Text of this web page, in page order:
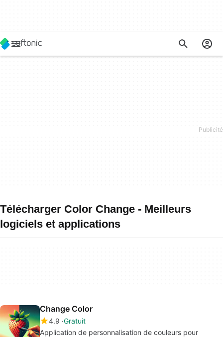
Télécharger Color Change - Meilleurs
logiciels et applications
Change Color
4.9 Gratuit
Application de personnalisation de couleurs pour